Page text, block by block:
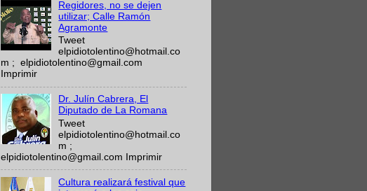
Regidores, no se dejen
utilizar; Calle Ramón
Agramonte
Tweet
elpidiotolentino@hotmail.co
m ; elpidiotolentino@gmail.com
Imprimir
Dr. Julín Cabrera, El
Diputado de La Romana
Tweet
elpidiotolentino@hotmail.co
m ;
elpidiotolentino@gmail.com Imprimir
Cultura realizará festival que